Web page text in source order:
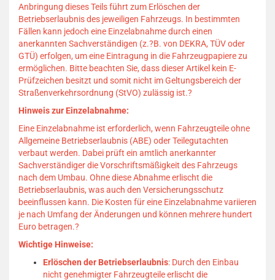
Anbringung dieses Teils führt zum Erlöschen der
Betriebserlaubnis des jeweiligen Fahrzeugs. In bestimmten
Fällen kann jedoch eine Einzelabnahme durch einen
anerkannten Sachverständigen (z.?B. von DEKRA, TÜV oder
GTÜ) erfolgen, um eine Eintragung in die Fahrzeugpapiere zu
ermöglichen. Bitte beachten Sie, dass dieser Artikel kein E-
Prüfzeichen besitzt und somit nicht im Geltungsbereich der
Straßenverkehrsordnung (StVO) zulässig ist.?
Hinweis zur Einzelabnahme:
Eine Einzelabnahme ist erforderlich, wenn Fahrzeugteile ohne
Allgemeine Betriebserlaubnis (ABE) oder Teilegutachten
verbaut werden. Dabei prüft ein amtlich anerkannter
Sachverständiger die Vorschriftsmäßigkeit des Fahrzeugs
nach dem Umbau. Ohne diese Abnahme erlischt die
Betriebserlaubnis, was auch den Versicherungsschutz
beeinflussen kann. Die Kosten für eine Einzelabnahme variieren
je nach Umfang der Änderungen und können mehrere hundert
Euro betragen.?
Wichtige Hinweise:
Erlöschen der Betriebserlaubnis: Durch den Einbau
nicht genehmigter Fahrzeugteile erlischt die